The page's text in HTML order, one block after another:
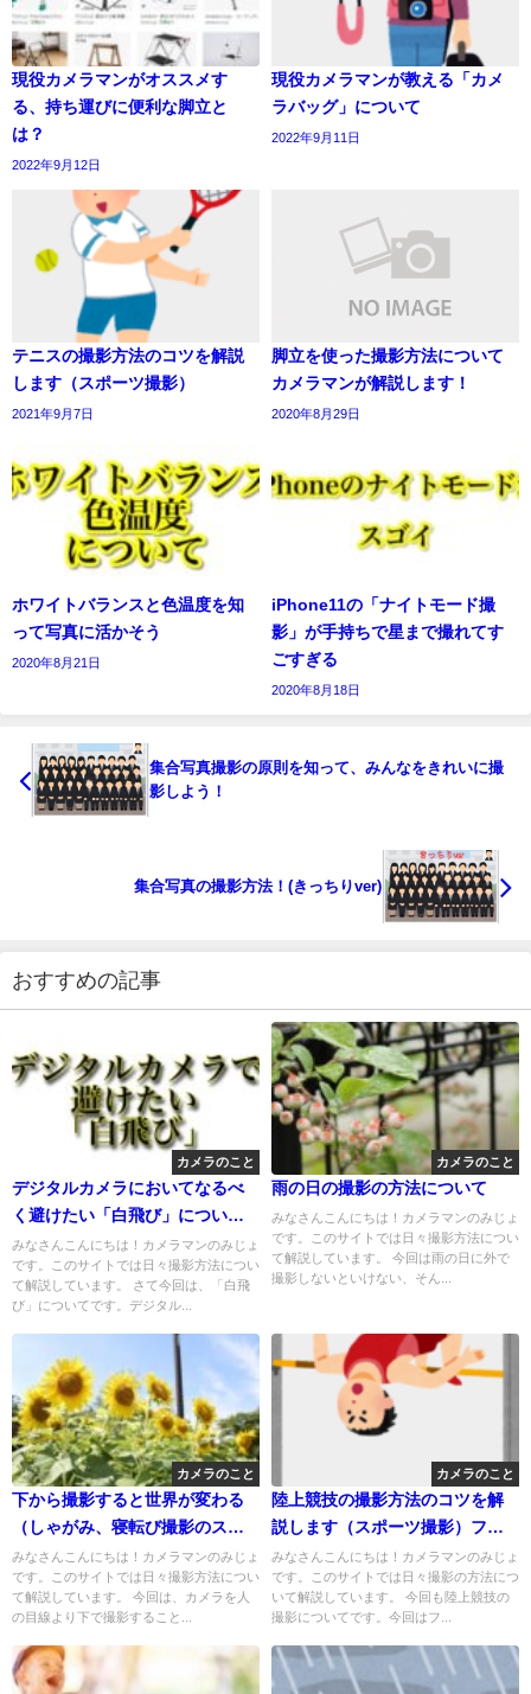
現役カメラマンがオススメす
る、持ち運びに便利な脚立と
は？
2022年9月12日
現役カメラマンが教える「カメ
ラバッグ」について
2022年9月11日
テニスの撮影方法のコツを解説
します（スポーツ撮影）
2021年9月7日
脚立を使った撮影方法について
カメラマンが解説します！
2020年8月29日
ホワイトバランスと色温度を知
って写真に活かそう
2020年8月21日
iPhone11の「ナイトモード撮
影」が手持ちで星まで撮れてす
ごすぎる
2020年8月18日
集合写真撮影の原則を知って、みんなをきれいに撮
影しよう！
集合写真の撮影方法！(きっちりver)
おすすめの記事
カメラのこと
デジタルカメラにおいてなるべ
く避けたい「白飛び」について
解説します
みなさんこんにちは！カメラマンのみじょ
です。このサイトでは日々撮影方法につい
て解説しています。 さて今回は、「白飛
び」についてです。デジタル...
カメラのこと
雨の日の撮影の方法について
みなさんこんにちは！カメラマンのみじょ
です。このサイトでは日々撮影方法につい
て解説しています。 今回は雨の日に外で
撮影しないといけない、そん...
カメラのこと
下から撮影すると世界が変わる
（しゃがみ、寝転び撮影のスス
メ）
みなさんこんにちは！カメラマンのみじょ
です。このサイトでは日々撮影方法につい
て解説しています。 今回は、カメラを人
の目線より下で撮影すること...
カメラのこと
陸上競技の撮影方法のコツを解
説します（スポーツ撮影）フィ
ールド競技編
みなさんこんにちは！カメラマンのみじょ
です。このサイトでは日々撮影の方法につ
いて解説しています。 今回も陸上競技の
撮影についてです。今回はフ...